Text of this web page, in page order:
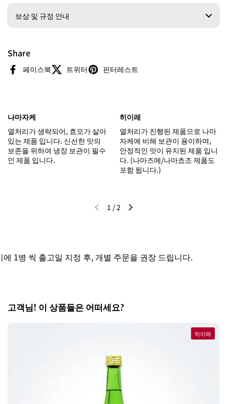
보상 및 규정 안내
Share
페이스북 트위터 핀터레스트
나마자케
열처리가 생략되어, 효모가 살아
있는 제품 입니다. 신선한 맛의
보존을 위하여 냉장 보관이 필수
인 제품 입니다.
히이레
열처리가 진행된 제품으로 나마
자케에 비해 보관이 용이하며,
안정적인 맛이 유지된 제품 입니
다. (나마즈메/나마쵸조 제품도
포함 됩니다.)
이전 슬라이드다음 슬라이드
1 /2
1병 씩 출고일 지정 후, 개별 주문을 권장 드립니다.
고객님! 이 상품들은 어떠세요?
히이레